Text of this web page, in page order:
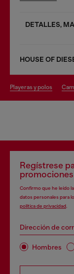
DETALLES,
HOUSE OF
playeras y polos
Regístrese
Confirmo que he leído la
datos personales para
política de privacidad
Dirección de
Hombres